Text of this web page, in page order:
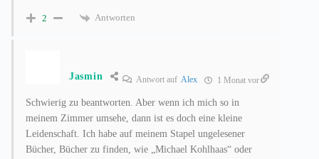
2 Antworten
Jasmin Antwort aufAlex 1 Monat vor
Schwierig zu beantworten. Aber wenn ich mich so in
meinem Zimmer umsehe, dann ist es doch eine kleine
Leidenschaft. Ich habe auf meinem Stapel ungelesener
Bücher, Bücher zu finden, wie „Michael Kohlhaas“ oder